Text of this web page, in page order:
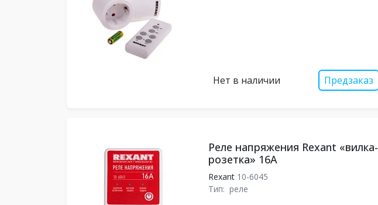
Нет в наличии Предзаказ
Реле напряжения Rexant «вилка-
розетка» 16А
Rexant10-6045
Тип: реле